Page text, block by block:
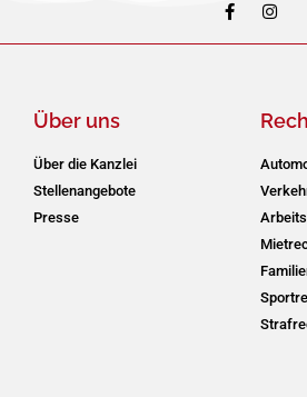
Über uns
Über die Kanzlei
Stellenangebote
Presse